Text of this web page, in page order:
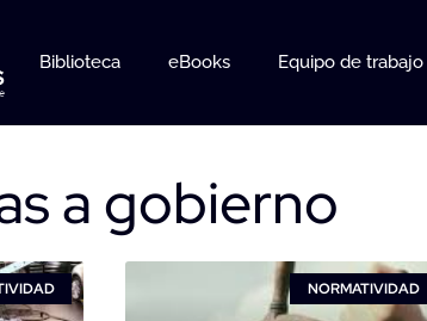
Biblioteca eBooks Equipo de trabajo
a gobierno
NORMATIVIDAD